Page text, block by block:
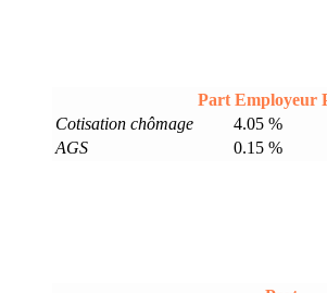
Part Employeur
Cotisation chômage
4.05 %
AGS
0.15 %